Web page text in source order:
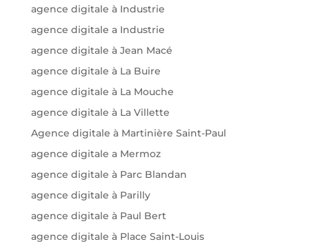
agence digitale à Industrie
agence digitale a Industrie
agence digitale à Jean Macé
agence digitale à La Buire
agence digitale à La Mouche
agence digitale à La Villette
Agence digitale à Martinière Saint-Paul
agence digitale a Mermoz
agence digitale à Parc Blandan
agence digitale à Parilly
agence digitale à Paul Bert
agence digitale à Place Saint-Louis